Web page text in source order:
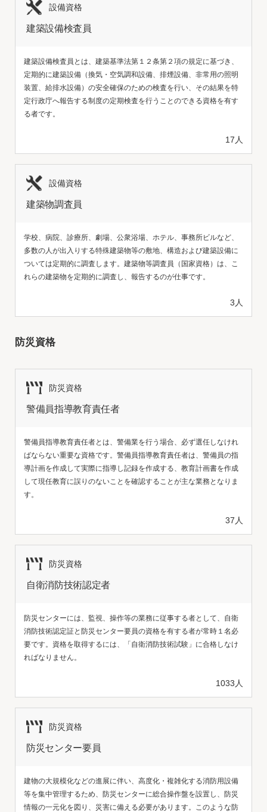
設備資格
建築設備検査員
建築設備検査員とは、建築基準法第１２条第２項の規定に基づき、
定期的に建築設備（換気・空気調和設備、排煙設備、非常用の照明
装置、給排水設備）の安全確保のための検査を行い、その結果を特
定行政庁へ報告する制度の定期検査を行うことのできる資格を有す
る者です。
17人
設備資格
建築物調査員
学校、病院、診療所、劇場、公衆浴場、ホテル、事務所ビルなど、
多数の人が出入りする特殊建築物等の敷地、構造および建築設備に
ついては定期的に調査します。建築物等調査員（国家資格）は、こ
れらの建築物を定期的に調査し、報告するのが仕事です。
3人
防災資格
防災資格
警備員指導教育責任者
警備員指導教育責任者とは、警備業を行う場合、必ず選任しなけれ
ばならない重要な資格です。警備員指導教育責任者は、警備員の指
導計画を作成して実際に指導し記録を作成する、教育計画書を作成
して現任教育に誤りのないことを確認することが主な業務となりま
す。
37人
防災資格
自衛消防技術認定者
防災センターには、監視、操作等の業務に従事する者として、自衛
消防技術認定証と防災センター要員の資格を有する者が常時１名必
要です。資格を取得するには、「自衛消防技術試験」に合格しなけ
ればなりません。
1033人
防災資格
防災センター要員
建物の大規模化などの進展に伴い、高度化・複雑化する消防用設備
等を集中管理するため、防災センターに総合操作盤を設置し、防災
情報の一元化を図り、災害に備える必要があります。このような防